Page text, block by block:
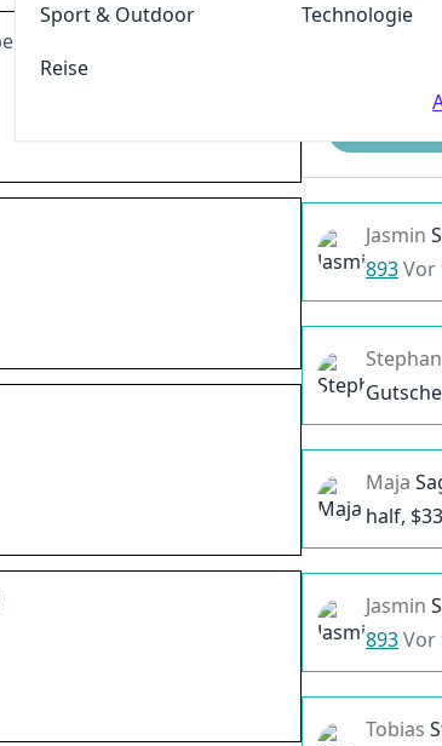
Sport & Outdoor
Technologie
Reise
Waschbär
Jasmin
893Vor
Stephan
Maja
half, $33
Jasmin
893Vor
Tobias